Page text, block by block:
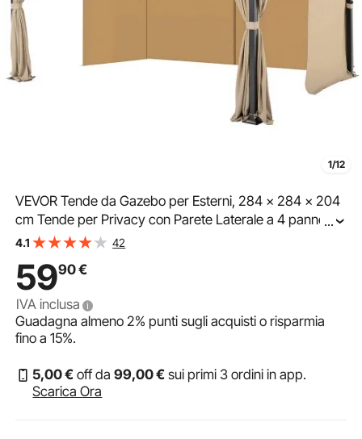
1/12
VEVOR Tende da Gazebo per Esterni, 284 x 284 x 204
cm Tende per Privacy con Parete Laterale a 4 pannelli
con Cerniere Parasole Universali di Ricambio per
...
4.1 42
5990€
IVA inclusa
Guadagna almeno2% punti sugli acquisti o risparmia
fino a15%.
5,00€ off da99,00€ sui primi 3 ordini in app.
Scarica Ora